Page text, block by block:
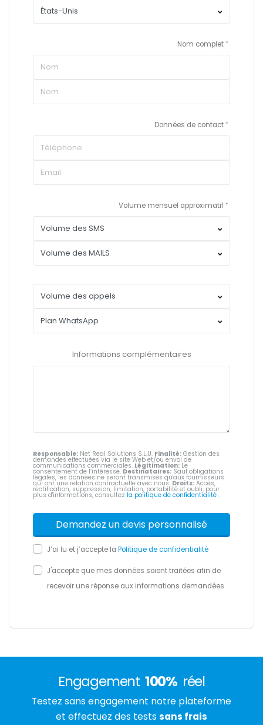
Nom complet
Données de contact
Volume mensuel approximatif
Informations complémentaires
Responsable: Net Real Solutions S.L.U. Finalité: Gestion des
demandes effectuées via le site Web et/ou envoi de
communications commerciales. Légitimation: Le
consentement de l’intéressé. Destinataires: Sauf obligations
légales, les données ne seront transmises qu'aux fournisseurs
qui ont une relation contractuelle avec nous. Droits: Accès,
rectification, suppression, limitation, portabilité et oubli, pour
plus d'informations, consultez la politique de confidentialité .
J’ai lu et j’accepte la Politique de confidentialité
J'accepte que mes données soient traitées afin de
recevoir une réponse aux informations demandées
Engagement 100% réel
Testez sans engagement notre plateforme
et effectuez des tests sans frais